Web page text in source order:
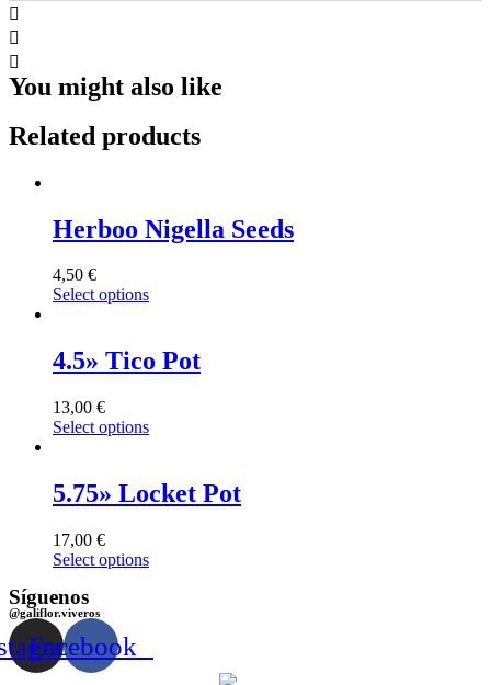
You might also like
Related products
Herboo Nigella Seeds
4,50 €
Select options
4.5» Tico Pot
13,00 €
Select options
5.75» Locket Pot
17,00 €
Select options
Síguenos
@galiflor.viveros
Facebook